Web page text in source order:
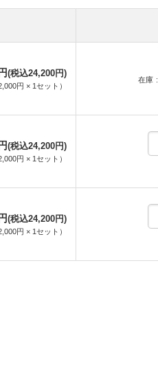
(税込24,200円)
円 × 1セット ）
在庫
(税込24,200円)
円 × 1セット ）
(税込24,200円)
円 × 1セット ）